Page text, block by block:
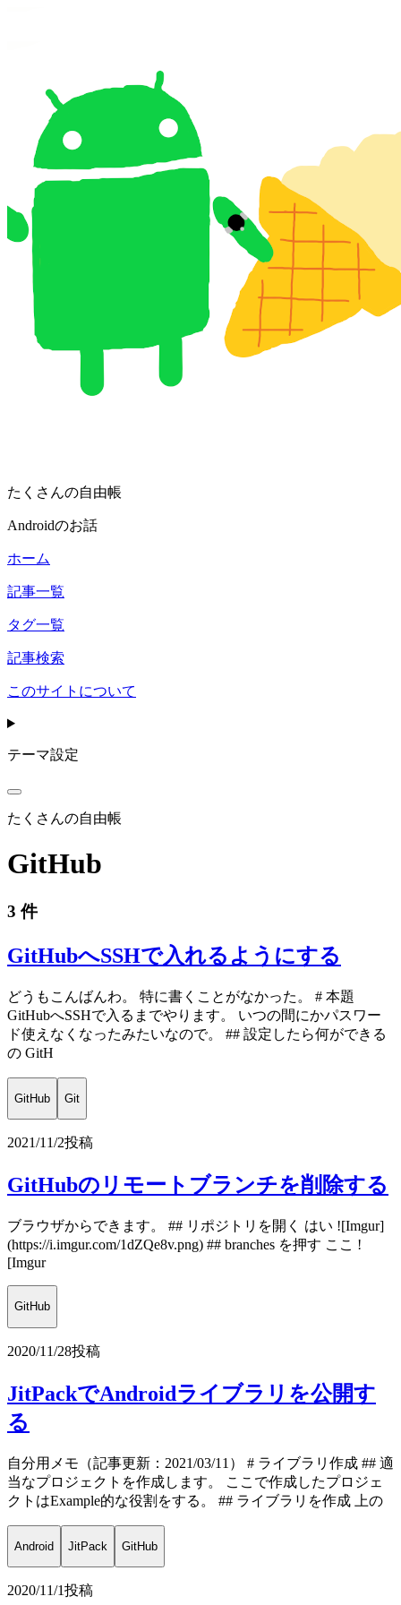
たくさんの自由帳
Androidのお話
ホーム
記事一覧
タグ一覧
記事検索
このサイトについて
テーマ設定
たくさんの自由帳
GitHub
3 件
GitHubへSSHで入れるようにする
どうもこんばんわ。 特に書くことがなかった。 # 本題
GitHubへSSHで入るまでやります。 いつの間にかパスワー
ド使えなくなったみたいなので。 ## 設定したら何ができる
の GitH
GitHub Git
2021/11/2投稿
GitHubのリモートブランチを削除する
ブラウザからできます。 ## リポジトリを開く はい ![Imgur]
(https://i.imgur.com/1dZQe8v.png) ## branches を押す ここ !
[Imgur
GitHub
2020/11/28投稿
JitPackでAndroidライブラリを公開す
る
自分用メモ（記事更新：2021/03/11） # ライブラリ作成 ## 適
当なプロジェクトを作成します。 ここで作成したプロジェ
クトはExample的な役割をする。 ## ライブラリを作成 上の
Android JitPack GitHub
2020/11/1投稿